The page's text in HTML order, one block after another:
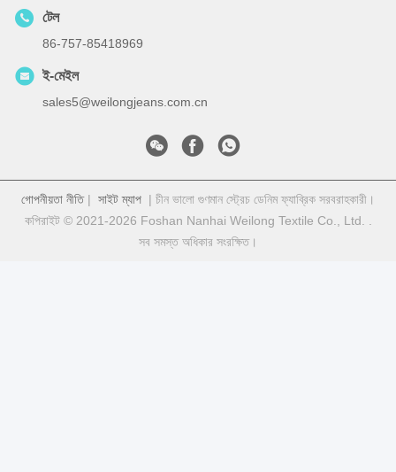
টেল
86-757-85418969
ই-মেইল
sales5@weilongjeans.com.cn
গোপনীয়তা নীতি| সাইট ম্যাপ | চীন ভালো গুণমান স্ট্রেচ ডেনিম ফ্যাব্রিক সরবরাহকারী।
কপিরাইট © 2021-2026 Foshan Nanhai Weilong Textile Co., Ltd. .
সব সমস্ত অধিকার সংরক্ষিত।